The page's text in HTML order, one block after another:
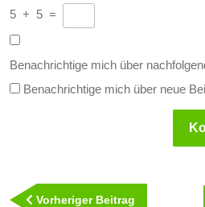
5 + 5 =
Benachrichtige mich über
Benachrichtige mich über neue
Vorheriger Beitrag